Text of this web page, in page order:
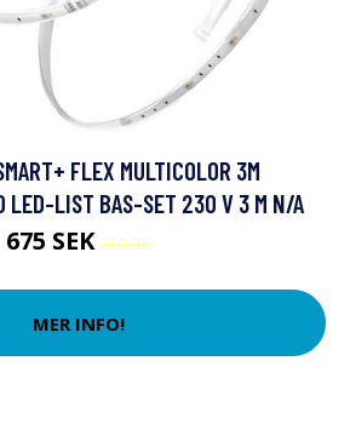
FLEX MULTICOLOR 3M
LIST BAS-SET 230 V 3 M N/A
675 SEK750 SEK
MER INFO!